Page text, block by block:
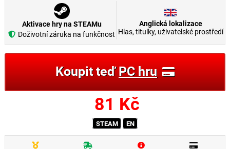
Aktivace hry na STEAMu
Doživotní záruka na funkčnost
Anglická lokalizace
Hlas, titulky, uživatelské prostředí
Koupit teďPC hru
81 Kč
STEAM EN